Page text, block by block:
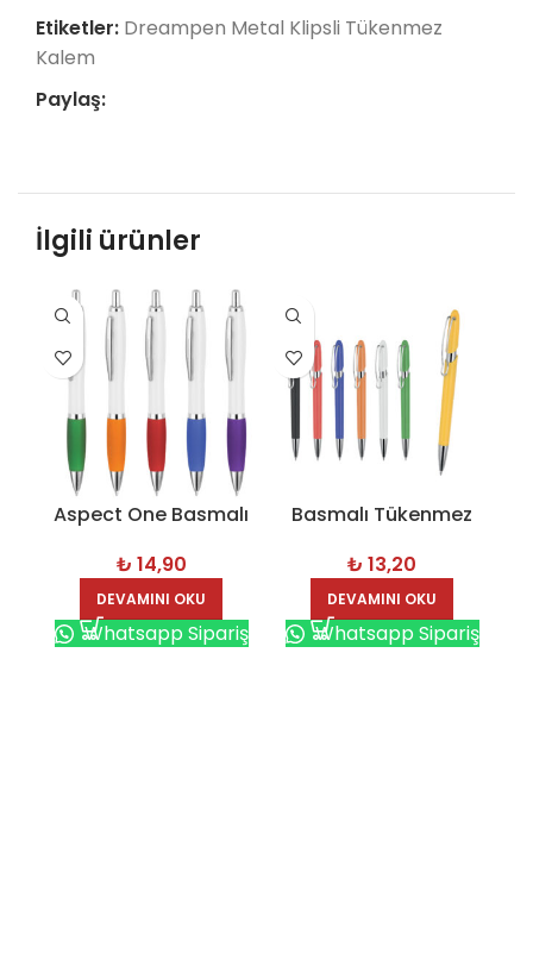
Etiketler: Dreampen Metal Klipsli Tükenmez
Kalem
Paylaş:
İlgili ürünler
Aspect One Basmalı
1036
₺ 14,90
DEVAMINI OKU
Whatsapp Sipariş
Basmalı Tükenmez
₺ 13,20
DEVAMINI OKU
Whatsapp Sipariş